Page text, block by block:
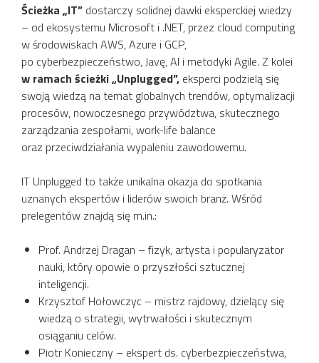
Ścieżka „IT” dostarczy solidnej dawki eksperckiej wiedzy
– od ekosystemu Microsoft i .NET, przez cloud computing
w środowiskach AWS, Azure i GCP,
po cyberbezpieczeństwo, Javę, AI i metodyki Agile. Z kolei
w ramach ścieżki „Unplugged”, eksperci podzielą się
swoją wiedzą na temat globalnych trendów, optymalizacji
procesów, nowoczesnego przywództwa, skutecznego
zarządzania zespołami, work-life balance
oraz przeciwdziałania wypaleniu zawodowemu.
IT Unplugged to także unikalna okazja do spotkania
uznanych ekspertów i liderów swoich branż. Wśród
prelegentów znajdą się m.in.:
Prof. Andrzej Dragan – fizyk, artysta i popularyzator
nauki, który opowie o przyszłości sztucznej
inteligencji.
Krzysztof Hołowczyc – mistrz rajdowy, dzielący się
wiedzą o strategii, wytrwałości i skutecznym
osiąganiu celów.
Piotr Konieczny – ekspert ds. cyberbezpieczeństwa,